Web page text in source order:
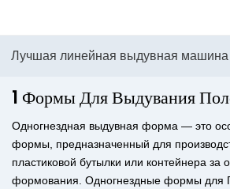
Лучшая линейная выдувная машина
1 Формы Для Выдувания
Одногнездная выдувная форма — это
формы, предназначенный для
пластиковой бутылки или контейнера за
формования. Одногнездные формы